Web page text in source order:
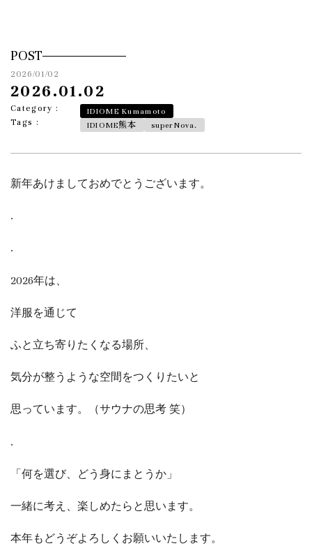
POST
2026/01/02
2026.01.02
Category :
IDIOME Kumamoto
Tags :
IDIOME熊本 superNova.
新年あけましておめでとうございます。
.
.
2026年は、
洋服を通じて
ふと立ち寄りたくなる場所、
気分が整うような空間をつくりたいと
思っています。（サウナの思考 笑）
.
「何を選び、どう身にまとうか」
一緒に考え、楽しめたらと思います。
本年もどうぞよろしくお願いいたします。